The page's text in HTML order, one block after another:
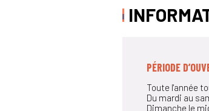
PÉRIODE
Toute l'année
Du mardi au
Dimanche le